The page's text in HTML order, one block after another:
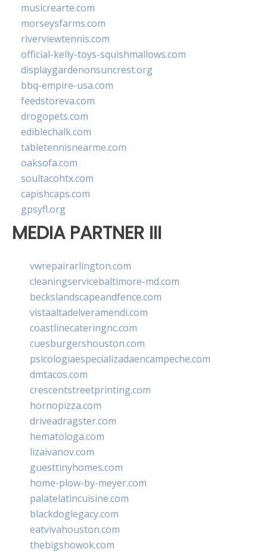
musicrearte.com
morseysfarms.com
riverviewtennis.com
official-kelly-toys-squishmallows.com
displaygardenonsuncrest.org
bbq-empire-usa.com
feedstoreva.com
drogopets.com
ediblechalk.com
tabletennisnearme.com
oaksofa.com
soultacohtx.com
capishcaps.com
gpsyfl.org
MEDIA PARTNER III
vwrepairarlington.com
cleaningservicebaltimore-md.com
beckslandscapeandfence.com
vistaaltadelveramendi.com
coastlinecateringnc.com
cuesburgershouston.com
psicologiaespecializadaencampeche.com
dmtacos.com
crescentstreetprinting.com
hornopizza.com
driveadragster.com
hematologa.com
lizaivanov.com
guesttinyhomes.com
home-plow-by-meyer.com
palatelatincuisine.com
blackdoglegacy.com
eatvivahouston.com
thebigshowok.com